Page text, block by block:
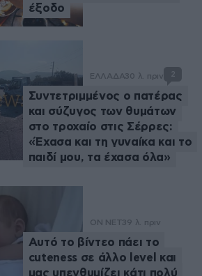
έξοδο
ΕΛΛΑΔΑ30 λ. πριν 2
Συντετριμμένος ο πατέρας
και σύζυγος των θυμάτων
στο τροχαίο στις Σέρρες:
«Έχασα και τη γυναίκα και το
παιδί μου, τα έχασα όλα»
ON NET39 λ. πριν
Αυτό το βίντεο πάει το
cuteness σε άλλο level και
μας υπενθυμίζει κάτι πολύ